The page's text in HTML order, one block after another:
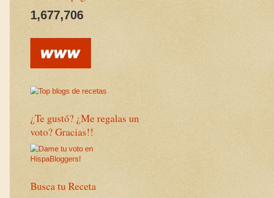
1,677,706
¿Te gustó? ¿Me regalas un
voto? Gracias!!
Busca tu Receta